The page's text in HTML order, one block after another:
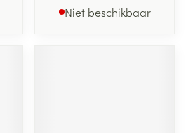
Niet beschikbaar